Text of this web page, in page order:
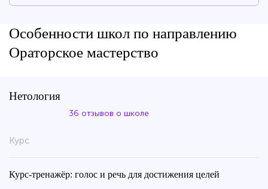
Особенности школ по направлению
Ораторское мастерство
Нетология
36 отзывов о школе
Курс
Курс-тренажёр: голос и речь для достижения целей